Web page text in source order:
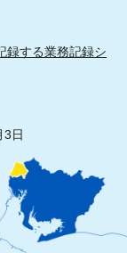
録する業務記録シ
日